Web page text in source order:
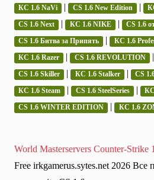
КС 1.6 NaVi | CS 1.6 New Edition |
CS 1.6 Next | КС 1.6 NIKE | CS 1.6
CS 1.6 Битва за Припять | КС 1.6
КС 1.6 Razer | CS 1.6 REVOLUTION |
CS 1.6 Skiller | КС 1.6 Stalker | CS
КС 1.6 Steam | CS 1.6 SteelSeries |
CS 1.6 WINTER EDITION | КС 1.6
World Masterservers Counter-Strike
Free irkgamerus.sytes.net 2026 Все